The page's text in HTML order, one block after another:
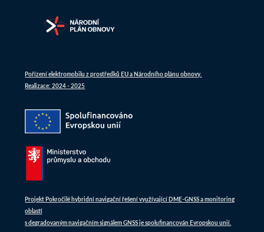
Pořízení elektromobilu z prostředků EU a Národního plánu obnovy.
Realizace: 2024 - 2025
Projekt Pokročilé hybridní navigační řešení využívající DME-GNSS a monitoring
oblastí
s degradovaným navigačním signálem GNSS je spolufinancován Evropskou unií.